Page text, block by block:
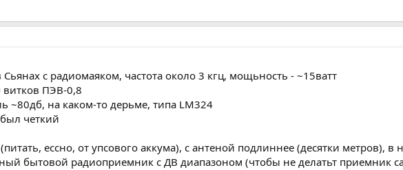
с радиомаяком, частота около 3 кгц, мощьность - ~15ватт
витков ПЭВ-0,8
~80дб, на каком-то дерьме, типа LM324
четкий
ессно, от упсового аккума), с антеной подлиннее (десятки метров),
бытовой радиоприемник с ДВ диапазоном (чтобы не делатьт приемник